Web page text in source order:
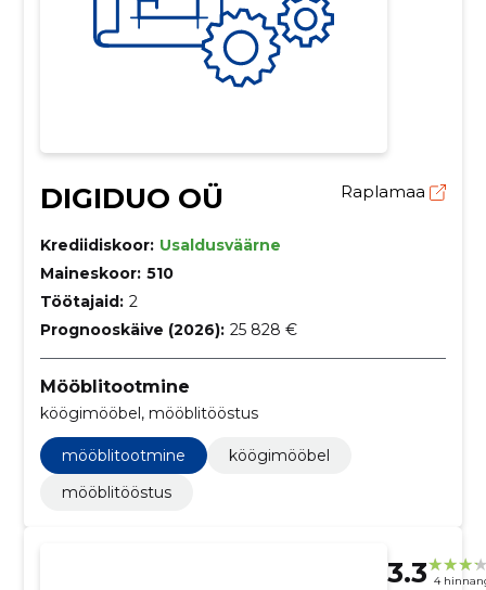
DIGIDUO OÜ Raplamaa
Krediidiskoor: Usaldusväärne
Maineskoor: 510
Töötajaid: 2
Prognooskäive (2026): 25 828 €
Mööblitootmine
köögimööbel, mööblitööstus
mööblitootmine
köögimööbel
mööblitööstus
3.3 4